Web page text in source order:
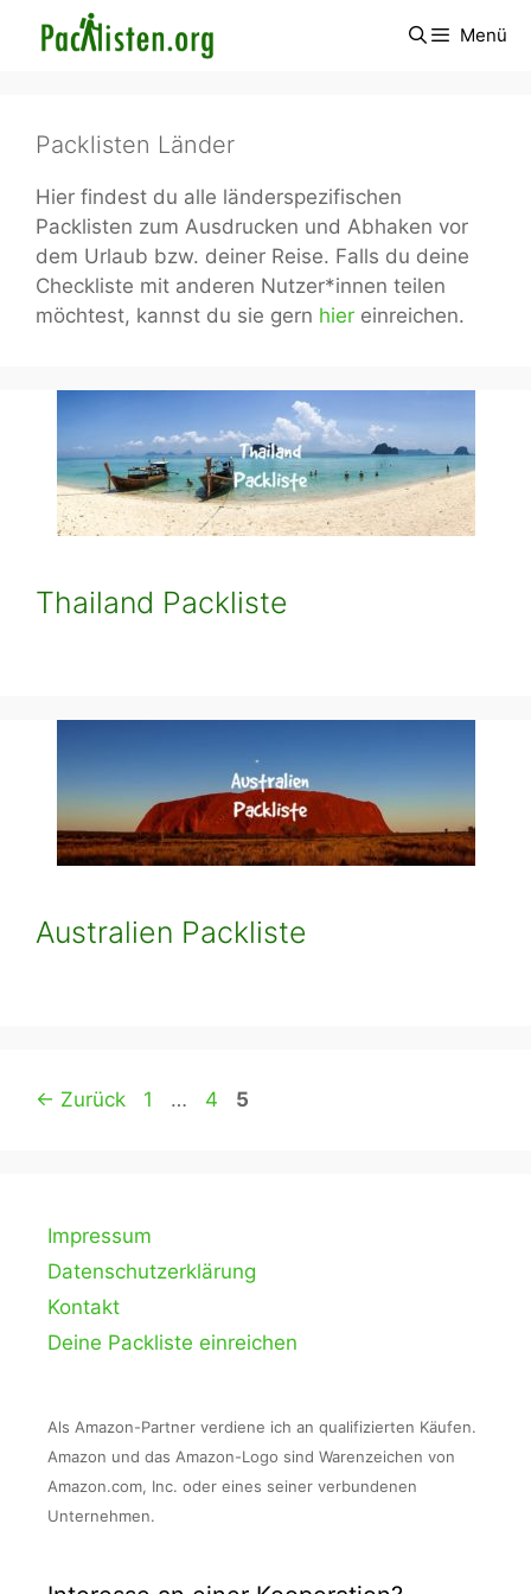
Inhalt
Menü
Packlisten Länder
Hier findest du alle länderspezifischen
Packlisten zum Ausdrucken und Abhaken vor
dem Urlaub bzw. deiner Reise. Falls du deine
Checkliste mit anderen Nutzer*innen teilen
möchtest, kannst du sie gern hier einreichen.
Thailand Packliste
Australien Packliste
← Zurück Seite
1 … Seite
4 Seite
5
Impressum
Datenschutzerklärung
Kontakt
Deine Packliste einreichen
Als Amazon-Partner verdiene ich an qualifizierten Käufen.
Amazon und das Amazon-Logo sind Warenzeichen von
Amazon.com, Inc. oder eines seiner verbundenen
Unternehmen.